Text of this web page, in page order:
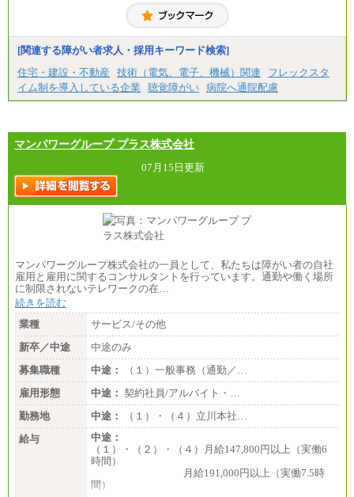
㉑月給185,000 円以上
㉓月給224,500円以上
※全コース共通※ 能力・経験・勤務地などにより
※試用期間中も給与に変更はございません。
【契約社員】月給200,000円～
[関連する障がい者求人・採用キーワード検索]
住宅・建設・不動産
技術（電気、電子、機械）関連
フレックスタ
イム制を導入している企業
聴覚障がい 病院へ通院配慮
マンパワーグループ プラス株式会社
07月15日更新
マンパワーグループ株式会社の一員として、私たちは障がい者の自社
雇用と雇用に関するコンサルタントを行っています。通勤や働く場所
に制限されないテレワークの在…
続きを読む
業種
サービス/その他
新卒／中途
中途のみ
募集職種
中途：
（１）一般事務（通勤／…
雇用形態
中途： 契約社員/アルバイト・…
勤務地
中途：
（１）・（４）立川本社…
給与
中途：
（１）・（２）・（４）月給147,800円以上（実働6
時間）
月給191,000円以上（実働7.5時
間）